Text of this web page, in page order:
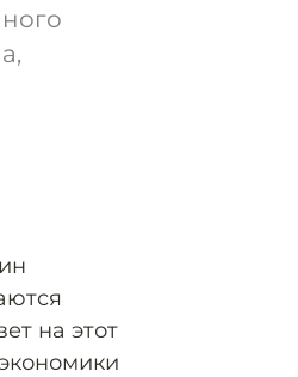
на этот